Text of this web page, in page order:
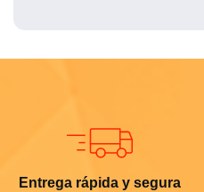
Entrega rápida y segura